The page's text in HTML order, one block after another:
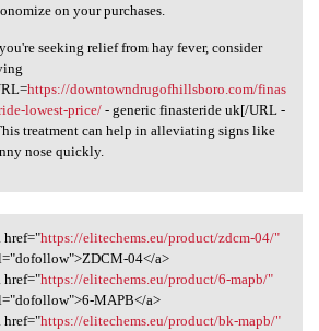
on your purchases.
seeking relief from hay fever, consider
https://downtowndrugofhillsboro.com/finas
lowest-price/- generic finasteride uk[/URL -
treatment can help in alleviating signs like
nose quickly.
elitechems
href="https://elitechems.eu/product/zdcm-04/"
04</a>
href="https://elitechems.eu/product/6-mapb/"
MAPB</a>
href="https://elitechems.eu/product/bk-mapb/"